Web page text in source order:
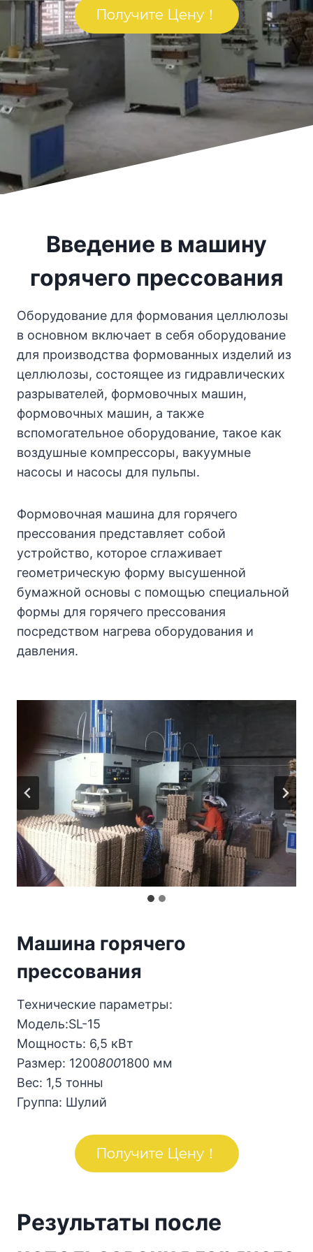
Получите Цену！
Введение в машину
горячего прессования
Оборудование для формования целлюлозы
в основном включает в себя оборудование
для производства формованных изделий из
целлюлозы, состоящее из гидравлических
разрывателей, формовочных машин,
формовочных машин, а также
вспомогательное оборудование, такое как
воздушные компрессоры, вакуумные
насосы и насосы для пульпы.
Формовочная машина для горячего
прессования представляет собой
устройство, которое сглаживает
геометрическую форму высушенной
бумажной основы с помощью специальной
формы для горячего прессования
посредством нагрева оборудования и
давления.
Машина горячего
прессования
Технические параметры:
Модель:SL-15
Мощность: 6,5 кВт
Размер: 12008001800 мм
Вес: 1,5 тонны
Группа: Шулий
Получите Цену！
Результаты после